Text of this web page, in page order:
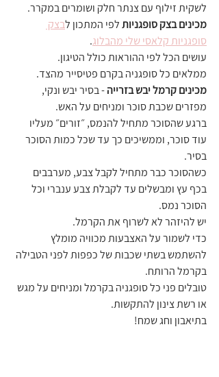
לשקית זילוף עם צנתר חלק ושומרים במקרר.
מכינים בצק סופגניות לפי המתכון לבצק
סופגניות קלאסי שלי מהבלוג.
עושים הכל לפי ההוראות כולל הטיגון.
ממלאים כל סופגניה בקרם פטיסייר מהצד.
מכינים קרמל יבש בזרייה - בסיר יבש ונקי,
מפזרים שכבת סוכר ומניחים על האש.
ברגע שהסוכר מתחיל להנמס, ״זורים״ מעליו
עוד סוכר, וממשיכים כך עד שכל כמות הסוכר
בסיר.
כשהסוכר כבר מתחיל לקבל צבע, מערבבים
בכף עץ ומבשלים עד לקבלת צבע ענברי וכל
הסוכר נמס.
יש להיזהר לא לשרוף את הקרמל.
כדי לשמור על האצבעות מכוויה מומלץ
להשתמש בשתי שכבות של כפפות לפני הטבילה
בקרמל הרותח.
טובלים פני כל סופגניה בקרמל ומניחים על מגש
או רשת צינון להתקשות.
בתיאבון וחג שמח!